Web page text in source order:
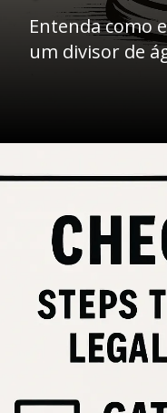
Entenda como
um divisor de